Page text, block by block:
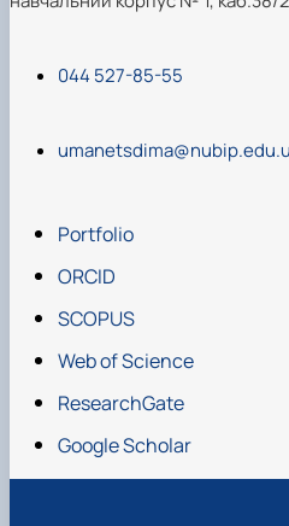
044 527-85-55
Portfolio
ORCID
SCOPUS
Web of Science
ResearchGate
Google Scholar